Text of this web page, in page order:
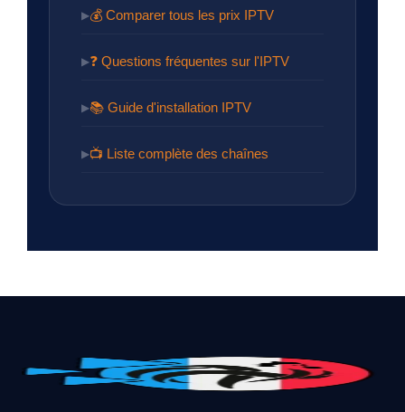
▶💰 Comparer tous les prix IPTV
▶❓ Questions fréquentes sur l'IPTV
▶📚 Guide d'installation IPTV
▶📺 Liste complète des chaînes